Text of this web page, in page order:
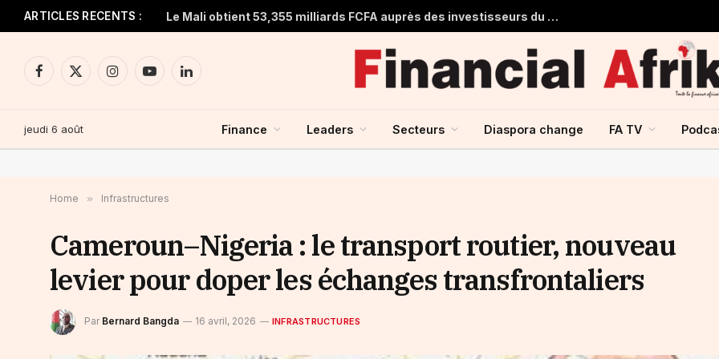
ARTICLES RECENTS : Le Mali obtient 53,355 milliards FCFA auprès des investisseurs du marché financier de l’UMOA
Facebook
X
InstagramYouTubeLinkedIn
jeudi 6 août Finance Leaders Secteurs Diaspora change FA TV
Home » Infrastructures
Cameroun–Nigeria : le transport routier, nouveau
levier pour doper les échanges transfrontaliers
Par Bernard Bangda 16 avril, 2026 INFRASTRUCTURES